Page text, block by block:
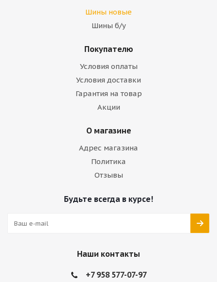
Шины новые
Шины б/у
Покупателю
Условия оплаты
Условия доставки
Гарантия на товар
Акции
О магазине
Адрес магазина
Политика
Отзывы
Будьте всегда в курсе!
Наши контакты
+7 958 577-07-97